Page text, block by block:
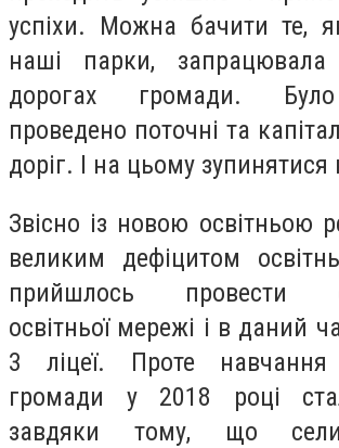
успіхи. Можна бачити те,
наші парки, запрацювала
дорогах громади.
проведено поточні та
доріг. І на цьому
Звісно із новою освітньою
великим дефіцитом
прийшлось провести
освітньої мережі і в даний
3 ліцеї. Проте навчання
громади у 2018 році
завдяки тому, що